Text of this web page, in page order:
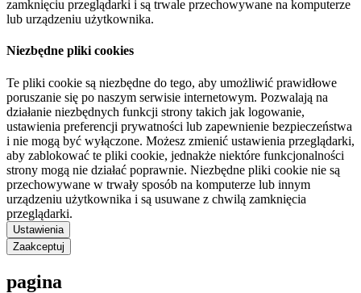
zamknięciu przeglądarki i są trwale przechowywane na komputerze
lub urządzeniu użytkownika.
Niezbędne pliki cookies
Te pliki cookie są niezbędne do tego, aby umożliwić prawidłowe
poruszanie się po naszym serwisie internetowym. Pozwalają na
działanie niezbędnych funkcji strony takich jak logowanie,
ustawienia preferencji prywatności lub zapewnienie bezpieczeństwa
i nie mogą być wyłączone. Możesz zmienić ustawienia przeglądarki,
aby zablokować te pliki cookie, jednakże niektóre funkcjonalności
strony mogą nie działać poprawnie. Niezbędne pliki cookie nie są
przechowywane w trwały sposób na komputerze lub innym
urządzeniu użytkownika i są usuwane z chwilą zamknięcia
przeglądarki.
Ustawienia
Zaakceptuj
pagina